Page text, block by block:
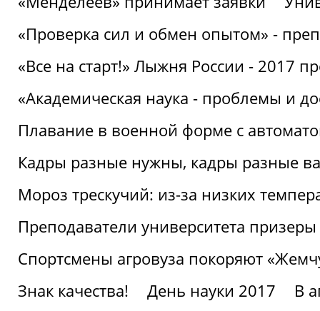
«Проверка сил и обмен опытом» -
«Все на старт!» Лыжня России - 2017
«Академическая наука - проблемы и
Плавание в военной форме с
Кадры разные нужны, кадры разные
Мороз трескучий: из-за низких
Преподаватели университета
Спортсмены агровуза покоряют
Знак качества!
День науки 2017
В